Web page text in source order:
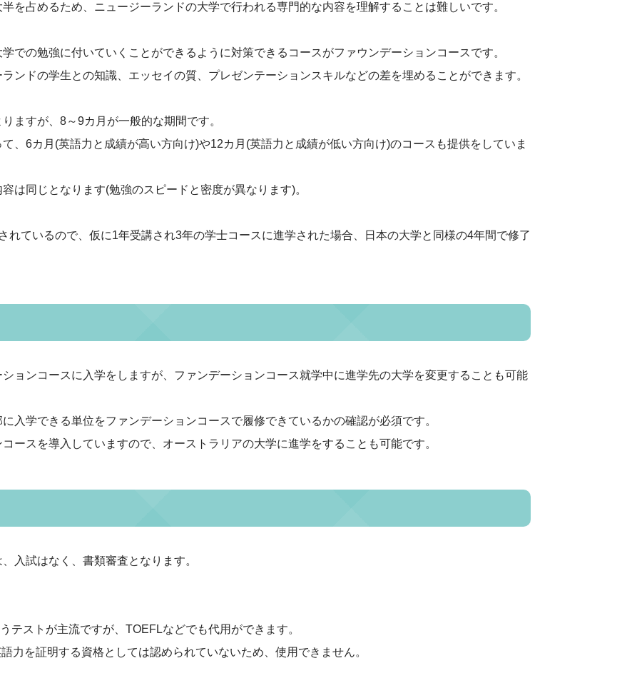
を占めるため、ニュージーランドの大学で行われる専門的な内容を理解することは難しいです。
での勉強に付いていくことができるように対策できるコースがファウンデーションコースです。
ンドの学生との知識、エッセイの質、プレゼンテーションスキルなどの差を埋めることができます。
ますが、8～9カ月が一般的な期間です。
、6カ月(英語力と成績が高い方向け)や12カ月(英語力と成績が低い方向け)のコースも提供をしていま
は同じとなります(勉強のスピードと密度が異なります)。
れているので、仮に1年受講され3年の学士コースに進学された場合、日本の大学と同様の4年間で修了
ョンコースに入学をしますが、ファンデーションコース就学中に進学先の大学を変更することも可能
入学できる単位をファンデーションコースで履修できているかの確認が必須です。
ースを導入していますので、オーストラリアの大学に進学をすることも可能です。
入試はなく、書類審査となります。
テストが主流ですが、TOEFLなどでも代用ができます。
力を証明する資格としては認められていないため、使用できません。